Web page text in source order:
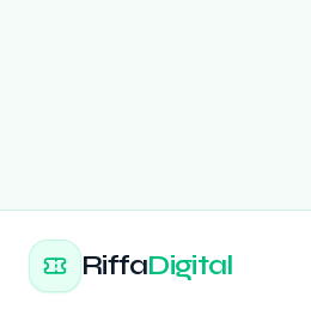
RiffaDigital